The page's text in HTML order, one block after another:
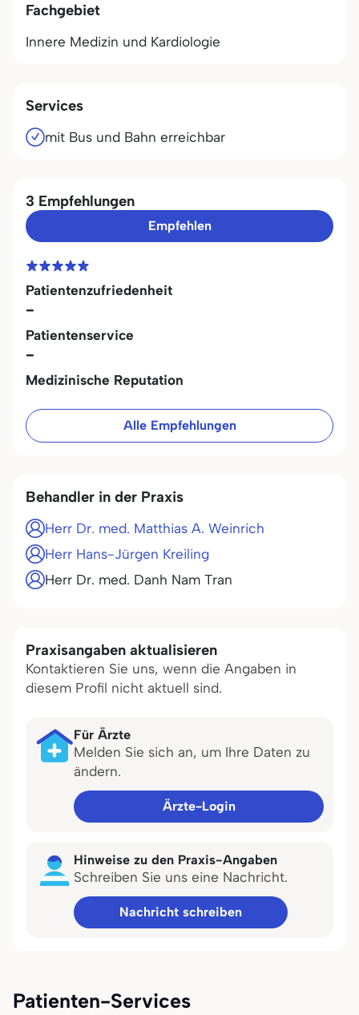
Fachgebiet
Innere Medizin und Kardiologie
Services
mit Bus und Bahn erreichbar
3 Empfehlungen
Empfehlen
Patientenzufriedenheit
-
Patientenservice
-
Medizinische Reputation
Alle Empfehlungen
Behandler in der Praxis
Herr Dr. med. Matthias A. Weinrich
Herr Hans-Jürgen Kreiling
Herr Dr. med. Danh Nam Tran
Praxisangaben aktualisieren
Kontaktieren Sie uns, wenn die Angaben in
diesem Profil nicht aktuell sind.
Für Ärzte
Melden Sie sich an, um Ihre Daten zu
ändern.
Ärzte-Login
Hinweise zu den Praxis-Angaben
Schreiben Sie uns eine Nachricht.
Nachricht schreiben
Patienten-Services